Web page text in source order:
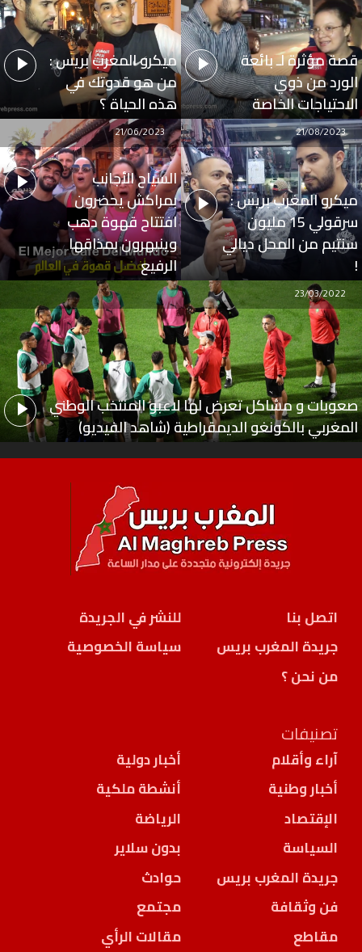
قصة مؤثرة لـ بائعة
الورد من ذوي
الاحتياجات الخاصة
ميكرو المغرب بريس :
من هو قدوتك في
هذه الحياة ؟
ميكرو المغرب بريس :
سرقولي 15 مليون
سنتيم من المحل ديالي
!
21/08/2023
السياح الأجانب
بمراكش يحضرون
افتتاح قهوة دهب
وينبهرون بمذاقها
الرفيع
21/06/2023
صعوبات و مشاكل تعرض لها لاعبو المنتخب الوطني
المغربي بالكونغو الديمقراطية (شاهد الفيديو)
23/03/2022
اتصل بنا
للنشر في الجريدة
جريدة المغرب بريس
سياسة الخصوصية
من نحن ؟
تصنيفات
آراء وأقلام
أخبار دولية
أخبار وطنية
أنشطة ملكية
الإقتصاد
الرياضة
السياسة
بدون سلاير
جريدة المغرب بريس
حوادث
فن وثقافة
مجتمع
مقاطع
مقالات الرأي